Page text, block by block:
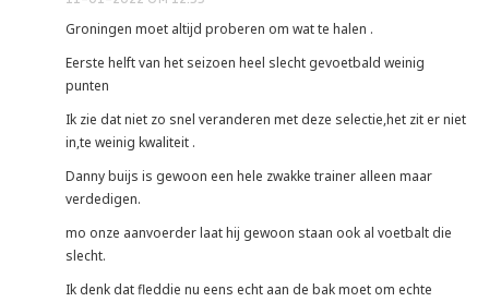
Groningen moet altijd proberen om wat te halen .
Eerste helft van het seizoen heel slecht gevoetbald weinig
punten
Ik zie dat niet zo snel veranderen met deze selectie,het zit er niet
in,te weinig kwaliteit .
Danny buijs is gewoon een hele zwakke trainer alleen maar
verdedigen.
mo onze aanvoerder laat hij gewoon staan ook al voetbalt die
slecht.
Ik denk dat fleddie nu eens echt aan de bak moet om echte